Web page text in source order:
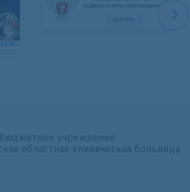
учреждение
областная клиническая больница